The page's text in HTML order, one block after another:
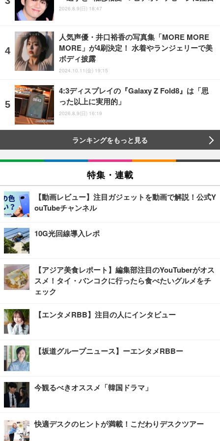
2026.8.9(日) 18:47
人気声優・井口裕香の写真集「MORE MORE
MORE」が4刷決定！ 水着やランジェリーで美
ボディ披露
2024.10.11(金) 19:15
4:3ディスプレイの『Galaxy Z Fold8』は「思
った以上に実用的」
2026.8.9(日) 16:19
ランキングをもっと見る
特集・連載
【動画レビュー】注目ガジェットを動画で解説！公式Y
ouTubeチャンネル
10G光回線導入レポ
【アジア美食レポート】編集部注目のYouTuberがオス
スメ！タイ・バンコクに行ったら食べたいグルメをチ
ェック
【エンタメRBB】注目の人にインタビュー
【坂道グループニュース】ーエンタメRBBー
今観るべきオススメ「韓国ドラマ」
快適デスクのヒントが満載！こだわりデスクツアー